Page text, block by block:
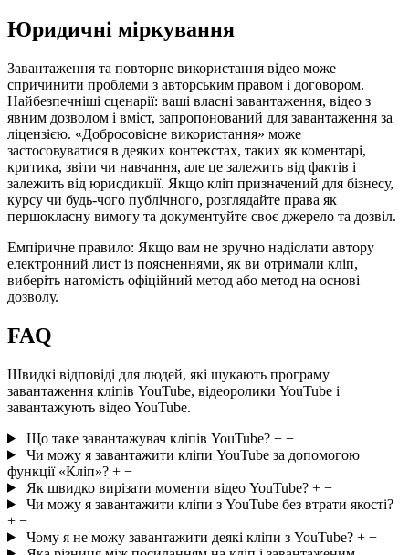
Юридичні міркування
Завантаження та повторне використання відео може
спричинити проблеми з авторським правом і договором.
Найбезпечніші сценарії: ваші власні завантаження, відео з
явним дозволом і вміст, запропонований для завантаження за
ліцензією. «Добросовісне використання» може
застосовуватися в деяких контекстах, таких як коментарі,
критика, звіти чи навчання, але це залежить від фактів і
залежить від юрисдикції. Якщо кліп призначений для бізнесу,
курсу чи будь-чого публічного, розглядайте права як
першокласну вимогу та документуйте своє джерело та дозвіл.
Емпіричне правило: Якщо вам не зручно надіслати автору
електронний лист із поясненнями, як ви отримали кліп,
виберіть натомість офіційний метод або метод на основі
дозволу.
FAQ
Швидкі відповіді для людей, які шукають програму
завантаження кліпів YouTube, відеоролики YouTube і
завантажують відео YouTube.
Що таке завантажувач кліпів YouTube? + −
Чи можу я завантажити кліпи YouTube за допомогою
функції «Кліп»? + −
Як швидко вирізати моменти відео YouTube? + −
Чи можу я завантажити кліпи з YouTube без втрати якості?
+ −
Чому я не можу завантажити деякі кліпи з YouTube? + −